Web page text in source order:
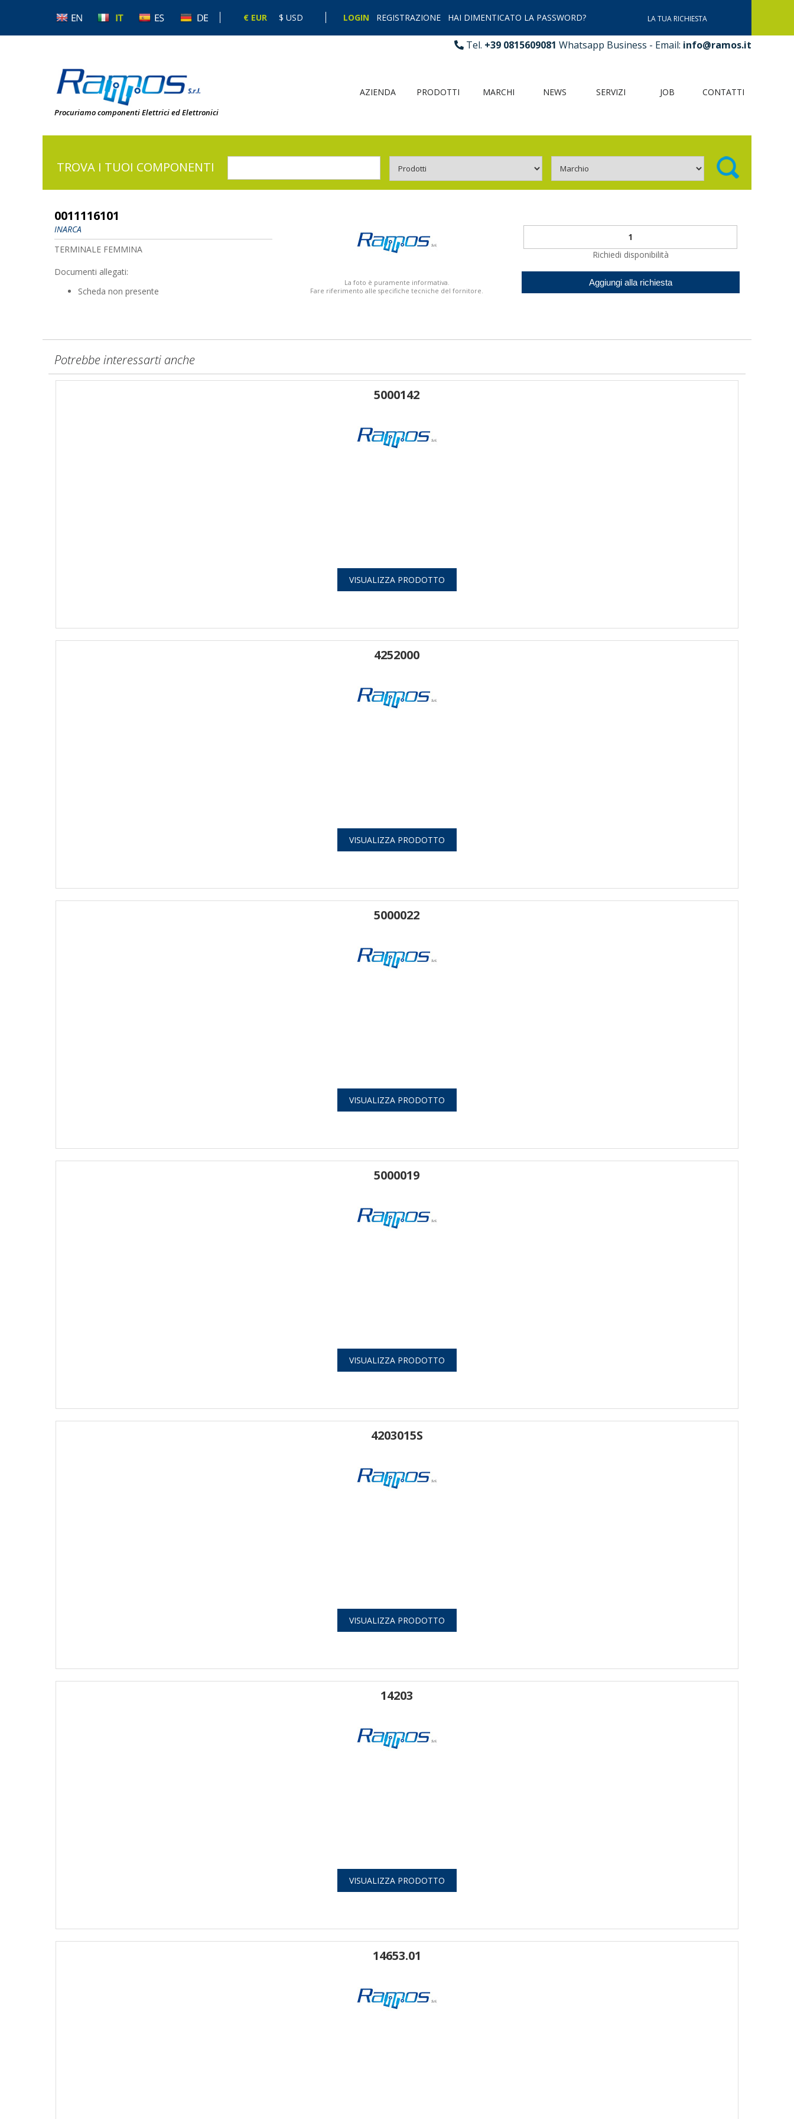
€ EUR $ USD LOGIN REGISTRAZIONE HAI DIMENTICATO LA PASSWORD? LA TUA RICHIESTA
Tel. +39 0815609081 Whatsapp Business - Email: info@ramos.it
Procuriamo componenti Elettrici ed Elettronici
AZIENDA PRODOTTI MARCHI NEWS SERVIZI JOB CONTATTI
TROVA I TUOI COMPONENTI
0011116101
INARCA
TERMINALE FEMMINA
Documenti allegati:
Scheda non presente
La foto è puramente informativa.
Fare riferimento alle specifiche tecniche del fornitore.
Richiedi disponibilità
Potrebbe interessarti anche
5000142
VISUALIZZA PRODOTTO
4252000
VISUALIZZA PRODOTTO
5000022
VISUALIZZA PRODOTTO
5000019
VISUALIZZA PRODOTTO
4203015S
VISUALIZZA PRODOTTO
14203
VISUALIZZA PRODOTTO
14653.01